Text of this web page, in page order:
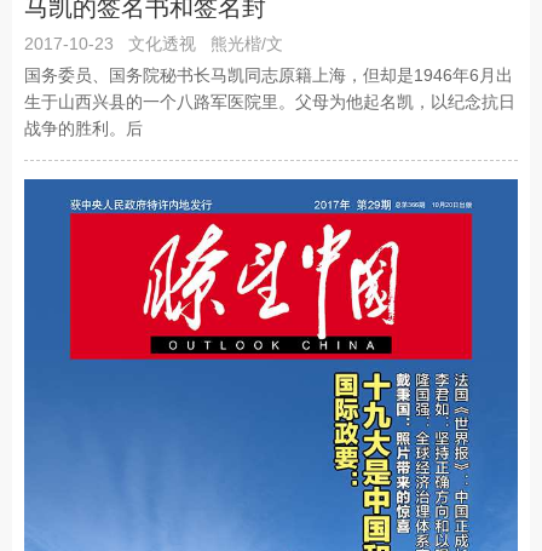
马凯的签名书和签名封
2017-10-23 文化透视
熊光楷/文
国务委员、国务院秘书长马凯同志原籍上海，但却是1946年6月出
生于山西兴县的一个八路军医院里。父母为他起名凯，以纪念抗日
战争的胜利。后